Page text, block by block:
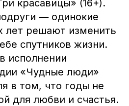
красавицы» (16+).
— одинокие
решают изменить
спутников жизни.
исполнении
«Чудные люди»
в том, что годы не
для любви и счастья.